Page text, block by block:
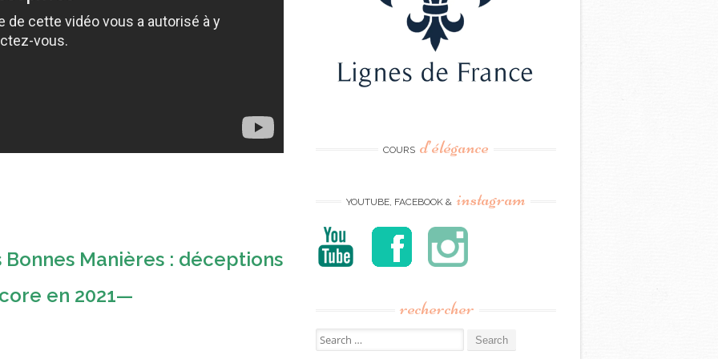
Manières : déceptions
en 2021—
COURS d’élégance
YOUTUBE, FACEBOOK & instagram
rechercher
Search
for: